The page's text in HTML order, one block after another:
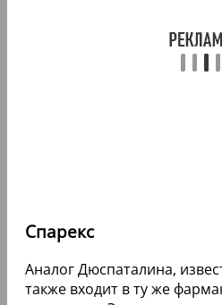
Спарекс
Аналог Дюспаталина,
также входит в ту же